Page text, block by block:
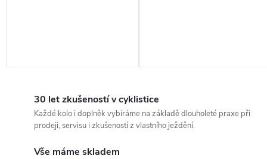
30 let zkušeností v cyklistice
Každé kolo i doplněk vybíráme na základě dlouholeté praxe při
prodeji, servisu i zkušeností z vlastního ježdění.
Vše máme skladem